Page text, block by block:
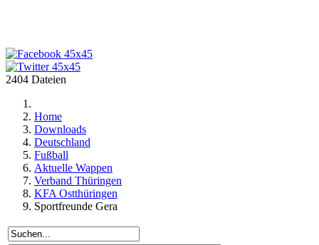
2404 Dateien
Home
Downloads
Deutschland
Fußball
Aktuelle Wappen
Verband Thüringen
KFA Ostthüringen
Sportfreunde Gera